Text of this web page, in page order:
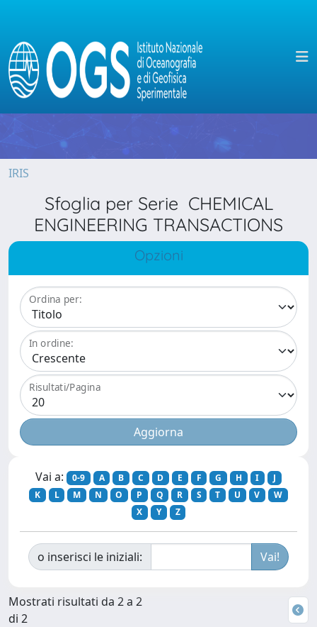
IRIS
Sfoglia per Serie CHEMICAL
ENGINEERING TRANSACTIONS
Opzioni
Ordina per:
In ordine:
Risultati/Pagina
Vai a: 0-9 A B C D E F G H I
J
K
L M N O P Q R S T U V
W
X
Y Z
o inserisci le iniziali:
Mostrati risultati da 2 a 2
di 2